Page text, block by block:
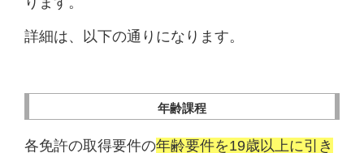
詳細は、以下の通りになります。
年齢課程
各免許の取得要件の年齢要件を19歳以上に引き